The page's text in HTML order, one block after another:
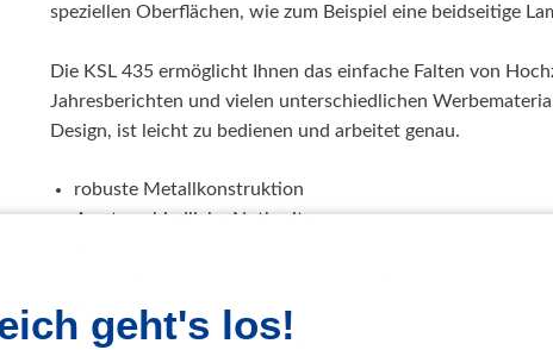
Gebrauchtmaschinen
speziellen Oberflächen, wie zum Beispiel eine beidseitige
Die KSL 435 ermöglicht Ihnen das einfache Falten von
Jahresberichten und vielen unterschiedlichen
Design, ist leicht zu bedienen und arbeitet genau.
robuste Metallkonstruktion
4 unterschiedliche Nutbreiten
45° Winkelwerkzeug
Schnell-Wechsel-Werkzeuge
geht's los!